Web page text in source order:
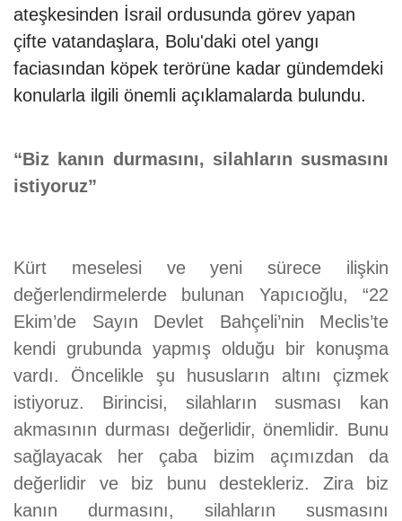
ateşkesinden İsrail ordusunda görev yapan
çifte vatandaşlara, Bolu'daki otel yangı
faciasından köpek terörüne kadar gündemdeki
konularla ilgili önemli açıklamalarda bulundu.
“Biz kanın durmasını, silahların susmasını
istiyoruz”
Kürt meselesi ve yeni sürece ilişkin
değerlendirmelerde bulunan Yapıcıoğlu, “22
Ekim’de Sayın Devlet Bahçeli’nin Meclis’te
kendi grubunda yapmış olduğu bir konuşma
vardı. Öncelikle şu hususların altını çizmek
istiyoruz. Birincisi, silahların susması kan
akmasının durması değerlidir, önemlidir. Bunu
sağlayacak her çaba bizim açımızdan da
değerlidir ve biz bunu destekleriz. Zira biz
kanın durmasını, silahların susmasını